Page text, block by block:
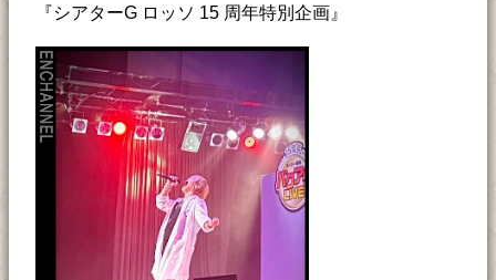
『シアターG ロッソ 15 周年特別企画』